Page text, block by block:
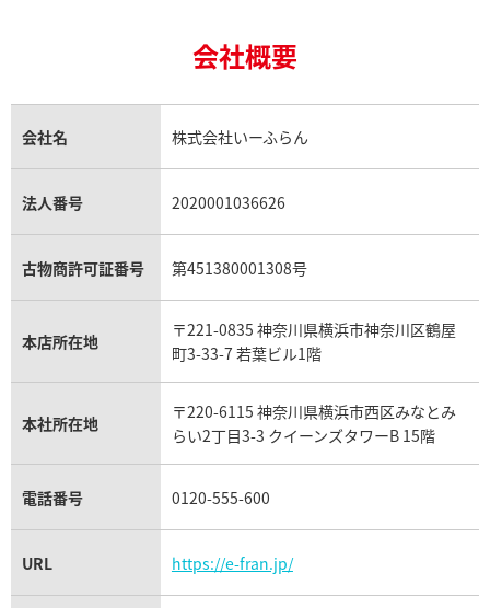
金貨買取
貴金属買取
銀・シルバー買取
パラジウム買取
トパーズ買取
タンザナイト買取
キャッツアイ買取
アクアマリン買取
ロレックス エクスプローラー買取
ロレックス デイトジャスト買取
パテック フィリップノーチラス買取
ヴァシュロン・コンスタンタン買取
オメガ買取
カルティエ買取
フランク ミュラー買取
リシャール・ミル買取
パネライ買取
チューダー（チュードル）買取
シャネル マトラッセ買取
セリーヌ買取
プラダ買取
ヴァンクリーフ＆アーペル買取
ショーメ買取
ダミアーニ買取
モーブッサン買取
会社概要
会社名 株式会社いーふらん
法人番号 2020001036626
古物商許可証番号 第451380001308号
本店所在地
〒221-0835 神奈川県横浜市神奈川区鶴屋
町3-33-7 若葉ビル1階
本社所在地
〒220-6115 神奈川県横浜市西区みなとみ
らい2丁目3-3 クイーンズタワーB 15階
電話番号 0120-555-600
URL https://e-fran.jp/